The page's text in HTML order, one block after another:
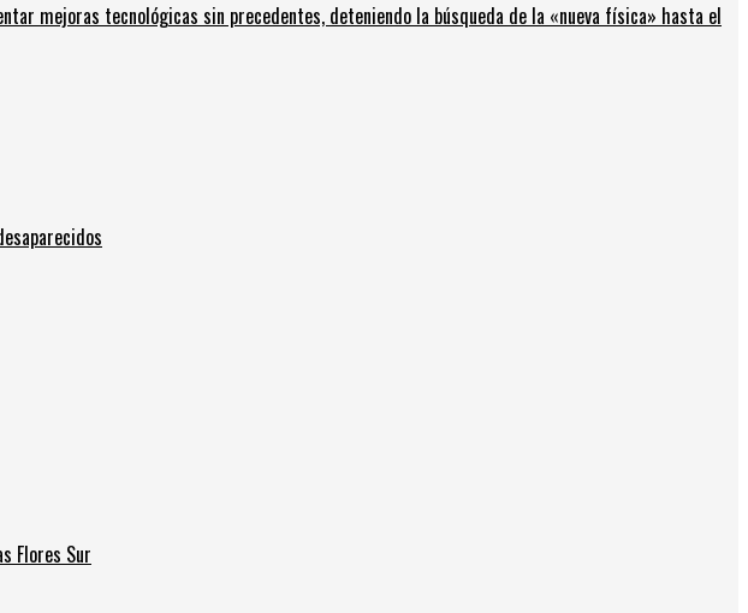
mejoras tecnológicas sin precedentes, deteniendo la búsqueda de la «nueva física» hasta el
Flores Sur